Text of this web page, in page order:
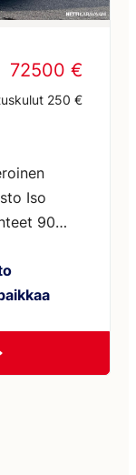
72500 €
250 €
Iso
90
ja